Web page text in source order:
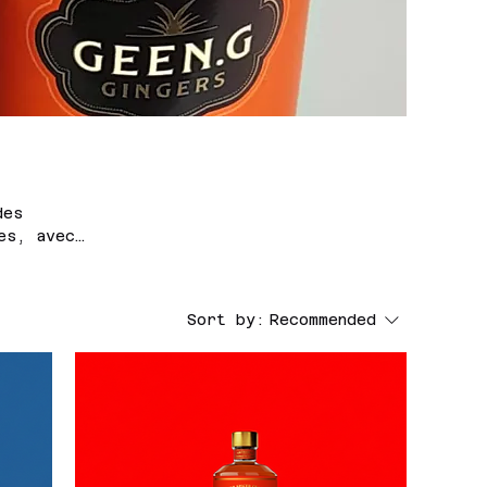
avec
d'épices
Sort by: Recommended